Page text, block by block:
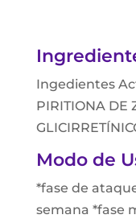
Ingedientes
PIRITIONA DE
Modo de
*fase de
semana *fase